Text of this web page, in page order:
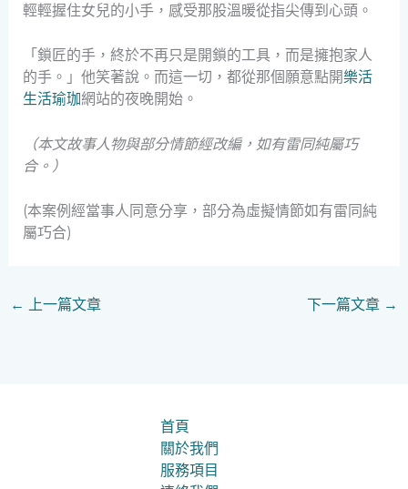
輕輕握住女兒的小手，感受那股溫暖從指尖傳到心頭。
「鎖匠的手，終於不再只是開鎖的工具，而是擁抱家人
的手。」他笑著說。而這一切，都從那個願意點開樂活
生活瑜珈網站的夜晚開始。
（本文故事人物與部分情節經改編，如有雷同純屬巧
合。）
(本案例經當事人同意分享，部分為虛擬情節如有雷同純
屬巧合)
← 上一篇文章 下一篇文章 →
首頁
關於我們
服務項目